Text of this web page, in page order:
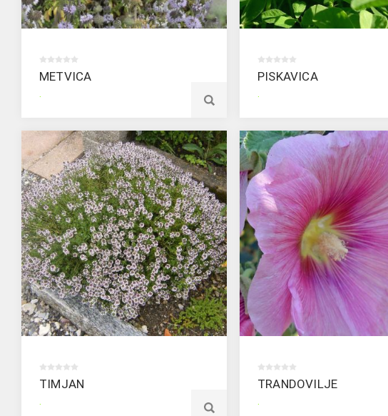
METVICA
.
PISKAVICA
.
TIMJAN
.
TRANDOVILJE
.